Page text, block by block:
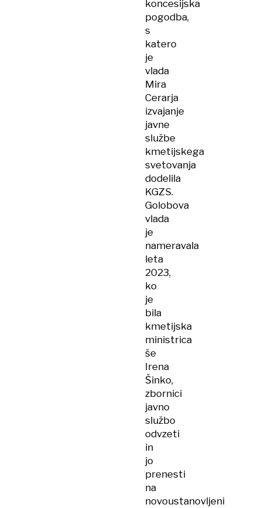
koncesijska
pogodba,
s
katero
je
vlada
Mira
Cerarja
izvajanje
javne
službe
kmetijskega
svetovanja
dodelila
KGZS.
Golobova
vlada
je
nameravala
leta
2023,
ko
je
bila
kmetijska
ministrica
še
Irena
Šinko,
zbornici
javno
službo
odvzeti
in
jo
prenesti
na
novoustanovljeni